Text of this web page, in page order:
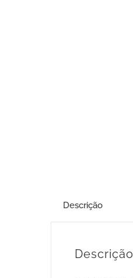
Descrição
Descrição